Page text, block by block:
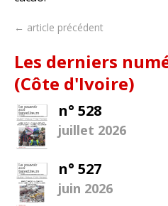
← article précédent
Les derniers
(Côte d'Ivoire)
n° 528
juillet 2026
n° 527
juin 2026